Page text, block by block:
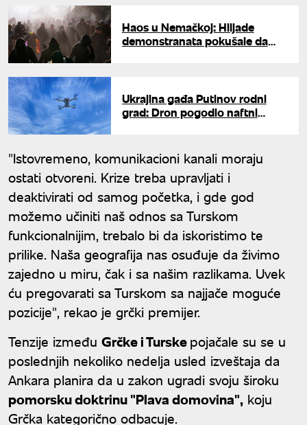
Haos u Nemačkoj: Hiljade
demonstranata pokušale da
Ukrajina gađa Putinov rodni
grad: Dron pogodio naftni
"Istovremeno, komunikacioni kanali moraju
ostati otvoreni. Krize treba upravljati i
deaktivirati od samog početka, i gde god
možemo učiniti naš odnos sa Turskom
funkcionalnijim, trebalo bi da iskoristimo te
prilike. Naša geografija nas osuđuje da živimo
zajedno u miru, čak i sa našim razlikama. Uvek
ću pregovarati sa Turskom sa najjače moguće
pozicije", rekao je grčki premijer.
Tenzije između Grčke i Turskepojačale su se u
poslednjih nekoliko nedelja usled izveštaja da
Ankara planira da u zakon ugradi svoju široku
pomorsku doktrinu "Plava domovina", koju
Grčka kategorično odbacuje.